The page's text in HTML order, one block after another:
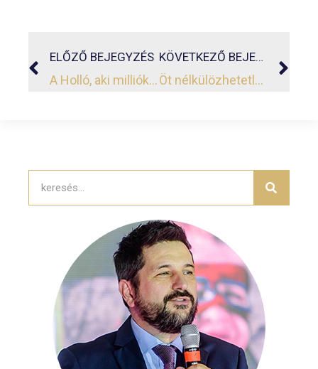
ELŐZŐ BEJEGYZÉS
A Holló, aki milliókat inspirált
KÖVETKEZŐ BEJEGYZÉS
Öt nélkülözhetetlen tipp a mesterszintű időtervezéshez